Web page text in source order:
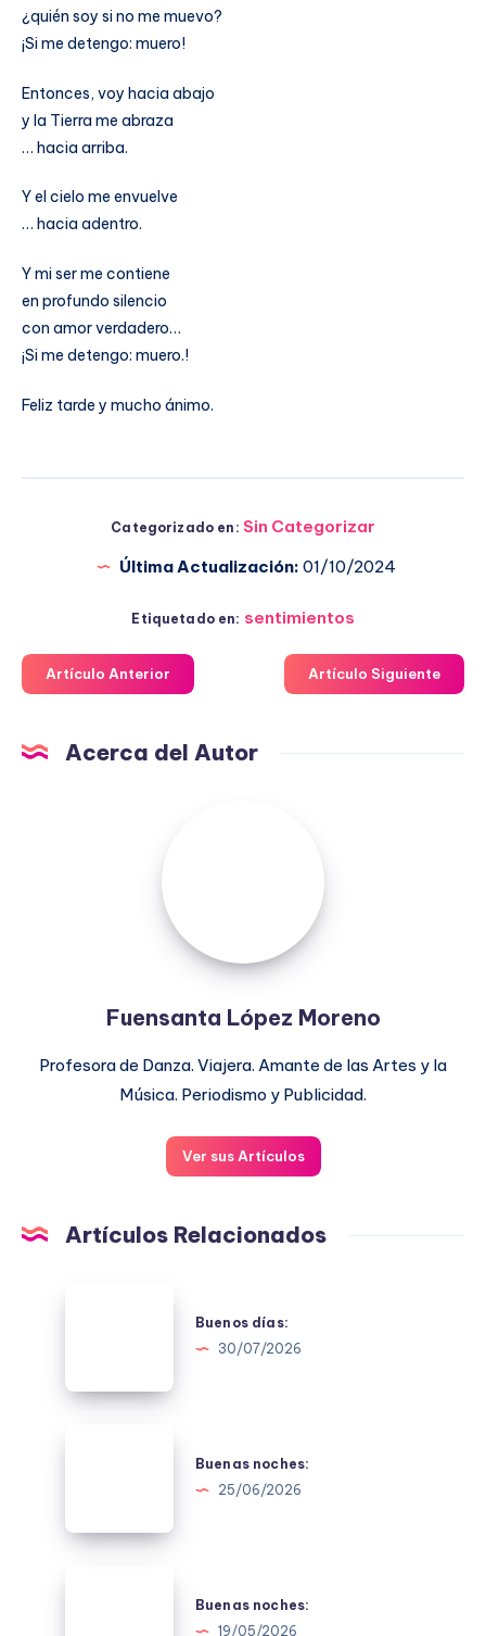
¿quién soy si no me muevo?
¡Si me detengo: muero!
Entonces, voy hacia abajo
y la Tierra me abraza
… hacia arriba.
Y el cielo me envuelve
… hacia adentro.
Y mi ser me contiene
en profundo silencio
con amor verdadero…
¡Si me detengo: muero.!
Feliz tarde y mucho ánimo.
Categorizado en: Sin Categorizar
Última Actualización: 01/10/2024
Etiquetado en: sentimientos
Artículo Anterior Artículo Siguiente
Acerca del Autor
Fuensanta López Moreno
Profesora de Danza. Viajera. Amante de las Artes y la
Música. Periodismo y Publicidad.
Ver sus Artículos
Artículos Relacionados
Buenos días:
30/07/2026
Buenas noches:
25/06/2026
Buenas noches:
19/05/2026